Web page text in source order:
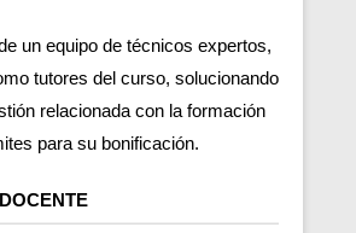
un equipo de técnicos expertos,
tutores del curso, solucionando
relacionada con la formación
para su bonificación.